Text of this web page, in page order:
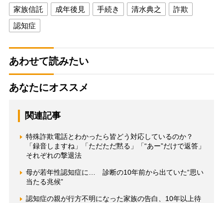
家族信託 成年後見 手続き 清水典之
詐欺
認知症
あわせて読みたい
あなたにオススメ
関連記事
特殊詐欺電話とわかったら皆どう対応しているのか？
「録音しますね」「ただただ黙る」「“あー”だけで返答」
それぞれの撃退法
母が若年性認知症に… 診断の10年前から出ていた“思い
当たる兆候”
認知症の親が行方不明になった家族の告白、10年以上待